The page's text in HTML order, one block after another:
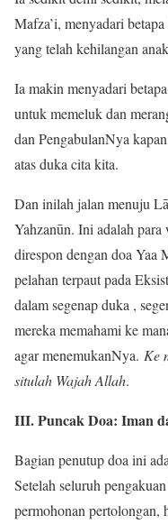
Mafza’i, menyadari
yang telah kehilangan
Ia makin menyadari
untuk memeluk dan
dan PengabulanNya
atas duka cita kita.
Dan inilah jalan menuju
Yahzanūn. Ini adalah
direspon dengan doa Yaa
pelahan terpaut pada
dalam segenap duka ,
mereka memahami ke
agar menemukanNya. Ke
situlah Wajah Allah.
III. Puncak Doa: Iman
Bagian penutup doa ini
Setelah seluruh
permohonan pertolongan,